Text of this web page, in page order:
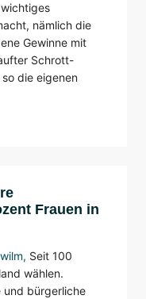
nämlich die
Gewinne mit
Schrott-
die eigenen
Frauen in
, Seit 100
wählen.
und bürgerliche